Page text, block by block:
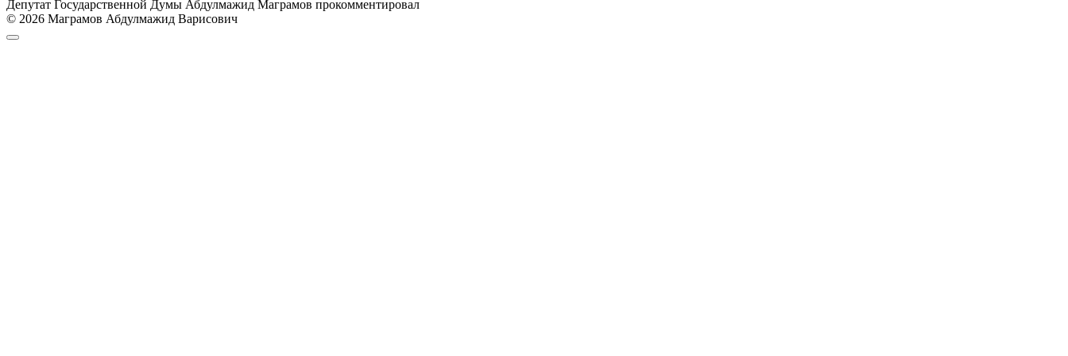
Депутат Государственной Думы Абдулмажид Маграмов прокомментировал
© 2026 Маграмов Абдулмажид Варисович